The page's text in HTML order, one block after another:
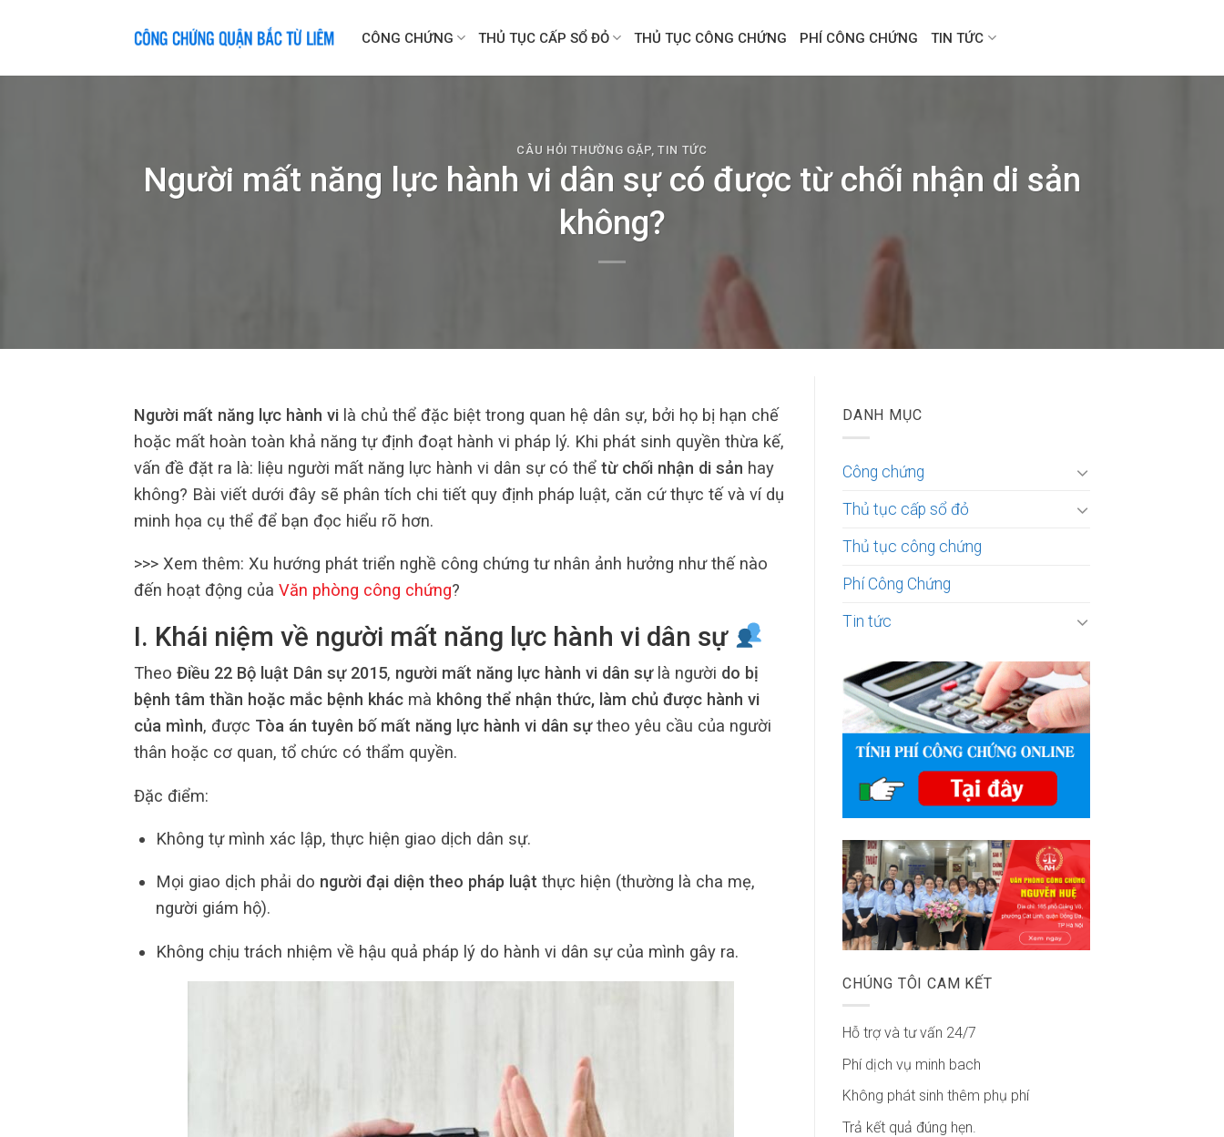
CÔNG CHỨNG THỦ TỤC CẤP SỔ ĐỎ THỦ TỤC CÔNG CHỨNG PHÍ CÔNG CHỨNG TIN TỨC
CÂU HỎI THƯỜNG GẶP,TIN TỨC
Người mất năng lực hành vi dân sự có được từ chối nhận di sản
không?
Người mất năng lực hành vi là chủ thể đặc biệt trong quan hệ dân sự, bởi họ bị hạn chế
hoặc mất hoàn toàn khả năng tự định đoạt hành vi pháp lý. Khi phát sinh quyền thừa kế,
vấn đề đặt ra là: liệu người mất năng lực hành vi dân sự có thể từ chối nhận di sản hay
không? Bài viết dưới đây sẽ phân tích chi tiết quy định pháp luật, căn cứ thực tế và ví dụ
minh họa cụ thể để bạn đọc hiểu rõ hơn.
>>> Xem thêm: Xu hướng phát triển nghề công chứng tư nhân ảnh hưởng như thế nào
đến hoạt động của Văn phòng công chứng?
I. Khái niệm về người mất năng lực hành vi dân sự
Theo Điều 22 Bộ luật Dân sự 2015, người mất năng lực hành vi dân sựlà người do bị
bệnh tâm thần hoặc mắc bệnh khác mà không thể nhận thức, làm chủ được hành vi
của mình, được Tòa án tuyên bố mất năng lực hành vi dân sựtheo yêu cầu của người
thân hoặc cơ quan, tổ chức có thẩm quyền.
Đặc điểm:
Không tự mình xác lập, thực hiện giao dịch dân sự.
Mọi giao dịch phải do người đại diện theo pháp luật thực hiện (thường là cha mẹ,
người giám hộ).
Không chịu trách nhiệm về hậu quả pháp lý do hành vi dân sự của mình gây ra.
DANH MỤC
Công chứng
Thủ tục cấp sổ đỏ
Thủ tục công chứng
Phí Công Chứng
Tin tức
CHÚNG TÔI CAM KẾT
Hỗ trợ và tư vấn 24/7
Phí dịch vụ minh bach
Không phát sinh thêm phụ phí
Trả kết quả đúng hẹn.